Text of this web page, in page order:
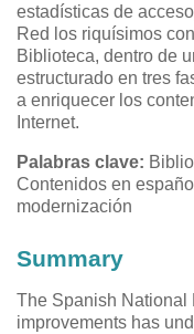
estadísticas de
Red los riquísimos
Biblioteca, dentro de
estructurado en tres
a enriquecer los
Internet.
Palabras clave:
Contenidos en
modernización
Summary
The Spanish National
improvements has